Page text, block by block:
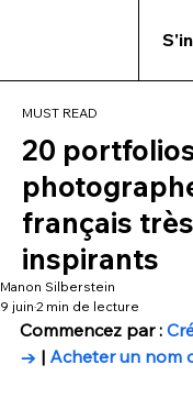
MUST READ
20
français très
inspirants
Manon Silberstein
9 juin 2 min de lecture
Commencez par :
→ | Acheter un nom